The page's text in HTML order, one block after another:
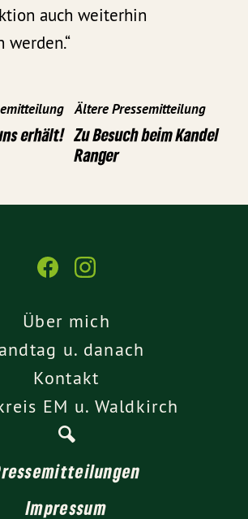
auch weiterhin
werden.“
erhält!
Ältere Pressemitteilung
Zu Besuch beim Kandel
Ranger
Über mich
u. danach
Kontakt
EM u. Waldkirch
Impressum